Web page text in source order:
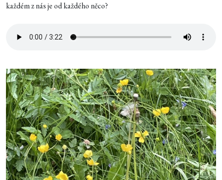
každém z nás je od každého něco?